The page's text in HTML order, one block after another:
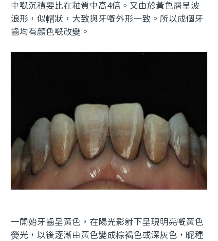
中嘅沉積要比在釉質中高4倍。又由於黃色層呈波
浪形，似帽狀，大致與牙嘅外形一致。所以成個牙
齒均有顏色嘅改變。
一開始牙齒呈黃色，在陽光影射下呈現明亮嘅黃色
熒光，以後逐漸由黃色變成棕褐色或深灰色，昵種